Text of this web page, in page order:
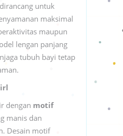
untuk
maksimal
maupun
lengan panjang
tubuh bayi tetap
dengan motif
manis dan
Desain motif